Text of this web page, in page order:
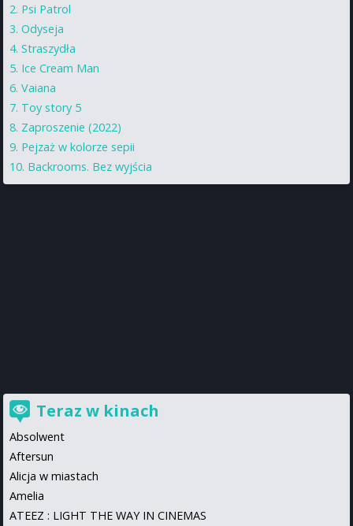
Psi Patrol
Odyseja
Straszydła
Ice Cream Man
Vaiana
Toy story 5
Zaproszenie (2022)
Pejzaż w kolorze sepii
Backrooms. Bez wyjścia
Teraz w kinach
Absolwent
Aftersun
Alicja w miastach
Amelia
ATEEZ : LIGHT THE WAY IN CINEMAS